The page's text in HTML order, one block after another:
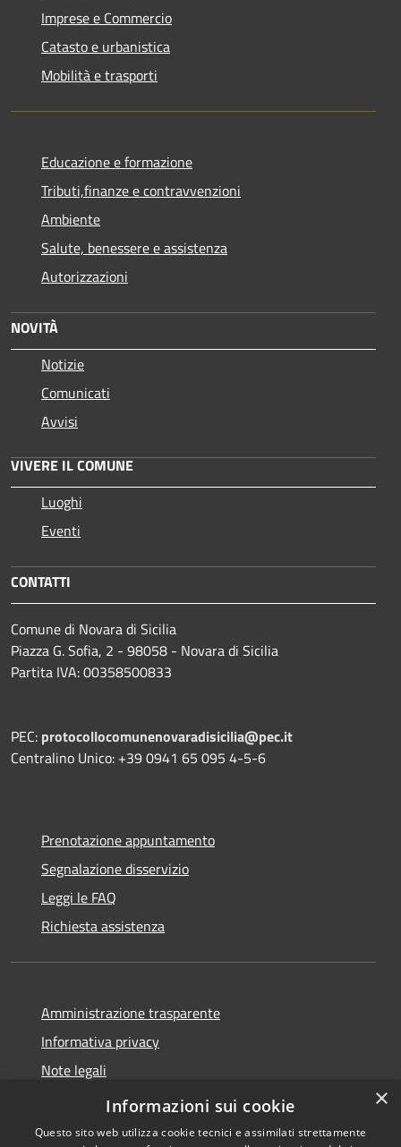
Imprese e Commercio
Catasto e urbanistica
Mobilità e trasporti
Educazione e formazione
Tributi,finanze e contravvenzioni
Ambiente
Salute, benessere e assistenza
Autorizzazioni
NOVITÀ
Notizie
Comunicati
Avvisi
VIVERE IL COMUNE
Luoghi
Eventi
CONTATTI
Comune di Novara di Sicilia
Piazza G. Sofia, 2 - 98058 - Novara di Sicilia
Partita IVA: 00358500833
PEC: protocollocomunenovaradisicilia@pec.it
Centralino Unico: +39 0941 65 095 4-5-6
Prenotazione appuntamento
Segnalazione disservizio
Leggi le FAQ
Richiesta assistenza
Amministrazione trasparente
Informativa privacy
Note legali
Dichiarazione di accessibilità
×
Informazioni sui cookie
Questo sito web utilizza cookie tecnici e assimilati strettamente